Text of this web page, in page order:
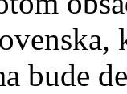
bude